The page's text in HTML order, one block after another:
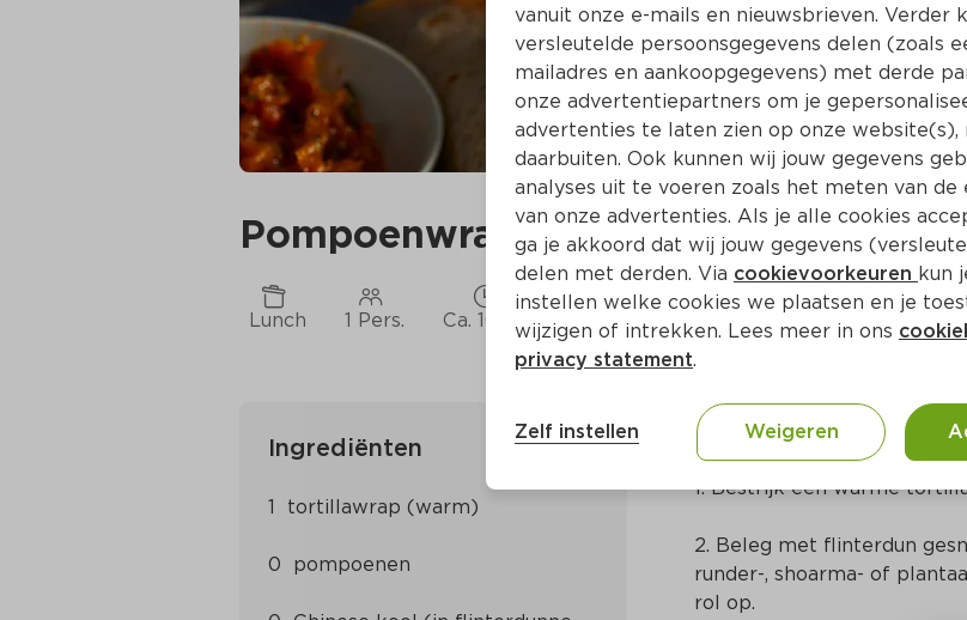
Pompoenwrap
Lunch 1 Pers. Ca. 10 Min Centraal-Amerikaans
Ingrediënten
Bereidingswijze
1. Bestrijk een warme
2. Beleg met flinterdun
runder-, shoarma- of
rol op.
vanuit onze e-mails en nieuwsbrieven. Verder
versleutelde persoonsgegevens delen (zoals
mailadres en aankoopgegevens) met derde
onze advertentiepartners om je
advertenties te laten zien op onze website(s),
daarbuiten. Ook kunnen wij jouw gegevens
analyses uit te voeren zoals het meten van
van onze advertenties. Als je alle cookies
ga je akkoord dat wij jouw gegevens
delen met derden. Via cookievoorkeuren kun
instellen welke cookies we plaatsen en je
wijzigen of intrekken. Lees meer in ons
privacy statement.
Zelf instellen Weigeren